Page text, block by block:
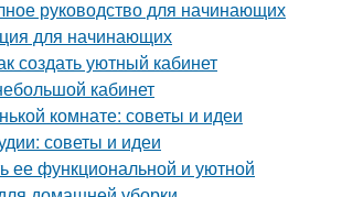
руководство для начинающих
для начинающих
создать уютный кабинет
кабинет
комнате: советы и идеи
советы и идеи
ее функциональной и уютной